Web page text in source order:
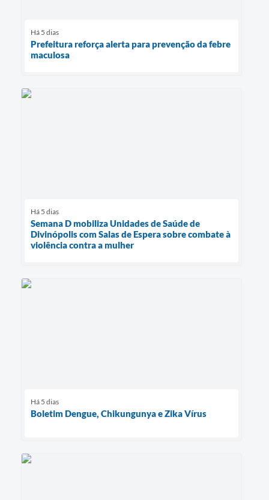
Há 5 dias
Prefeitura reforça alerta para prevenção da febre
maculosa
Há 5 dias
Semana D mobiliza Unidades de Saúde de
Divinópolis com Salas de Espera sobre combate à
violência contra a mulher
Há 5 dias
Boletim Dengue, Chikungunya e Zika Vírus